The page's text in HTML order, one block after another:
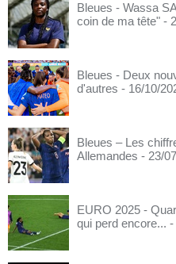
Bleues - Wassa
coin de ma tête" -
Bleues - Deux
d'autres - 16/10/
Bleues – Les
Allemandes - 23/
EURO 2025 -
qui perd encore... -